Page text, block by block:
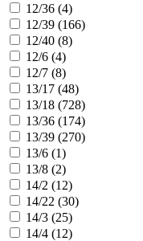
12/36 (4)
12/39 (166)
12/40 (8)
12/6 (4)
12/7 (8)
13/17 (48)
13/18 (728)
13/36 (174)
13/39 (270)
13/6 (1)
13/8 (2)
14/2 (12)
14/22 (30)
14/3 (25)
14/4 (12)